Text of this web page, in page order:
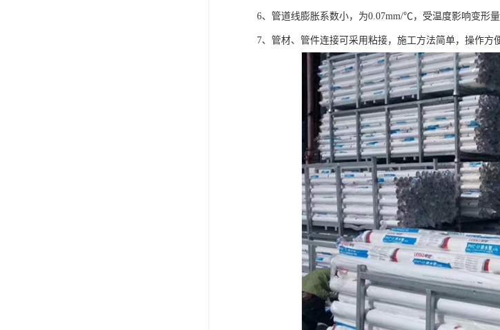
6、管道线膨胀系数小，为0.07mm/℃，受温度影响变形
7、管材、管件连接可采用粘接，施工方法简单，操作方